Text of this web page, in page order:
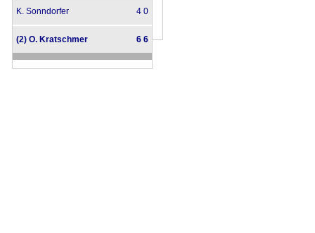
K. Sonndorfer 4 0
(2) O. Kratschmer 6 6